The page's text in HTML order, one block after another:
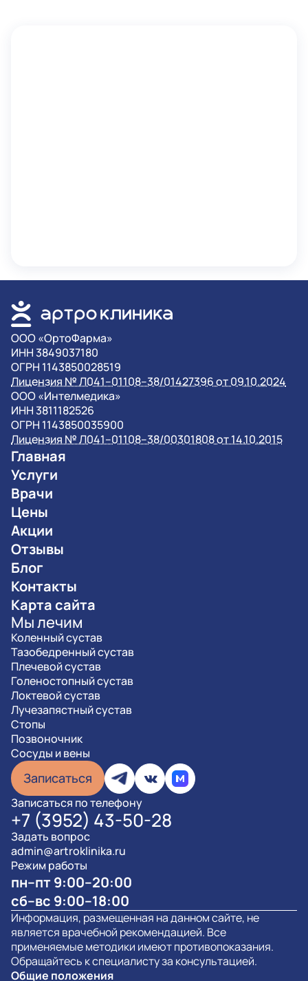
OOO «ОртоФарма»
ИНН 3849037180
ОГРН 1143850028519
Лицензия № Л041–01108–38/01427396 от 09.10.2024
OOO «Интелмедика»
ИНН 3811182526
ОГРН 1143850035900
Лицензия № Л041–01108–38/00301808 от 14.10.2015
Главная
Услуги
Врачи
Цены
Акции
Отзывы
Блог
Контакты
Карта сайта
Мы лечим
Коленный сустав
Тазобедренный сустав
Плечевой сустав
Голеностопный сустав
Локтевой сустав
Лучезапястный сустав
Стопы
Позвоночник
Сосуды и вены
Записаться
Записаться по телефону
+7 (3952) 43-50-28
Задать вопрос
admin@artroklinika.ru
Режим работы
пн–пт 9:00–20:00
сб–вс 9:00–18:00
Информация, размещенная на данном сайте, не
является врачебной рекомендацией. Все
применяемые методики имеют противопоказания.
Обращайтесь к специалисту за консультацией.
Общие положения